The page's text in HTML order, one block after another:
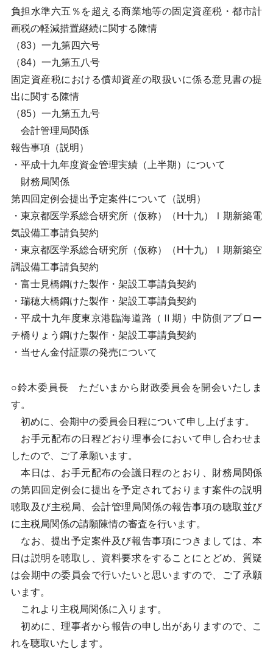
負担水準六五％を超える商業地等の固定資産税・都市計
画税の軽減措置継続に関する陳情
（83）一九第四六号
（84）一九第五八号
固定資産税における償却資産の取扱いに係る意見書の提
出に関する陳情
（85）一九第五九号
会計管理局関係
報告事項（説明）
・平成十九年度資金管理実績（上半期）について
財務局関係
第四回定例会提出予定案件について（説明）
・東京都医学系総合研究所（仮称）（H十九）Ⅰ期新築電
気設備工事請負契約
・東京都医学系総合研究所（仮称）（H十九）Ⅰ期新築空
調設備工事請負契約
・富士見橋鋼けた製作・架設工事請負契約
・瑞穂大橋鋼けた製作・架設工事請負契約
・平成十九年度東京港臨海道路（Ⅱ期）中防側アプロー
チ橋りょう鋼けた製作・架設工事請負契約
・当せん金付証票の発売について
○鈴木委員長 ただいまから財政委員会を開会いたしま
す。
初めに、会期中の委員会日程について申し上げます。
お手元配布の日程どおり理事会において申し合わせま
したので、ご了承願います。
本日は、お手元配布の会議日程のとおり、財務局関係
の第四回定例会に提出を予定されております案件の説明
聴取及び主税局、会計管理局関係の報告事項の聴取並び
に主税局関係の請願陳情の審査を行います。
なお、提出予定案件及び報告事項につきましては、本
日は説明を聴取し、資料要求をすることにとどめ、質疑
は会期中の委員会で行いたいと思いますので、ご了承願
います。
これより主税局関係に入ります。
初めに、理事者から報告の申し出がありますので、こ
れを聴取いたします。